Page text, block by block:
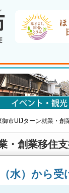
御市UIJターン就業・創
・創業移住
水）から